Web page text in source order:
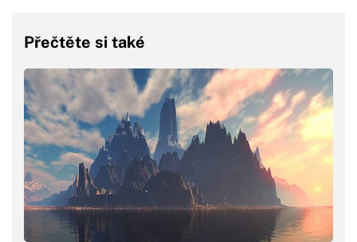
Přečtěte si také